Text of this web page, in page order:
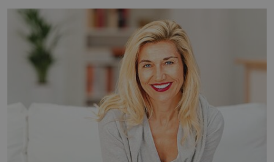
se na koloběžce a den zakončit poznáváním památek ve
Velkých Losinách nebo v termálním